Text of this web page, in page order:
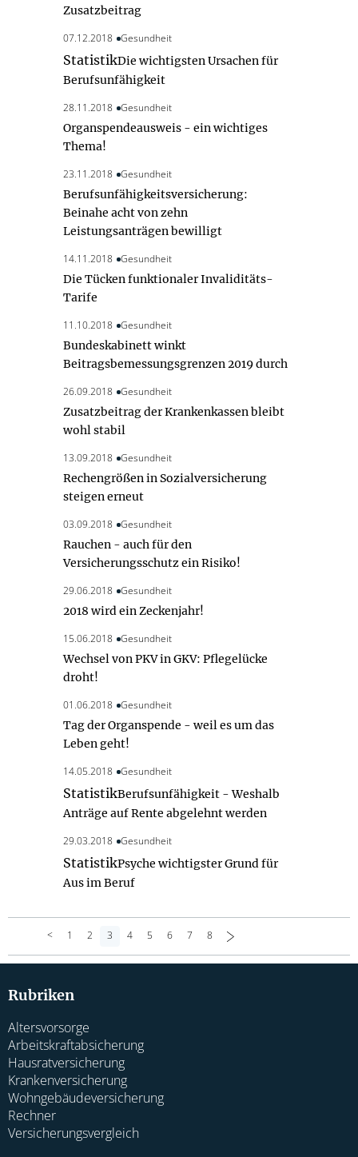
Zusatzbeitrag
07.12.2018 Gesundheit
StatistikDie wichtigsten Ursachen für
Berufsunfähigkeit
28.11.2018 Gesundheit
Organspendeausweis - ein wichtiges
Thema!
23.11.2018 Gesundheit
Berufsunfähigkeitsversicherung:
Beinahe acht von zehn
Leistungsanträgen bewilligt
14.11.2018 Gesundheit
Die Tücken funktionaler Invaliditäts-
Tarife
11.10.2018 Gesundheit
Bundeskabinett winkt
Beitragsbemessungsgrenzen 2019 durch
26.09.2018 Gesundheit
Zusatzbeitrag der Krankenkassen bleibt
wohl stabil
13.09.2018 Gesundheit
Rechengrößen in Sozialversicherung
steigen erneut
03.09.2018 Gesundheit
Rauchen - auch für den
Versicherungsschutz ein Risiko!
29.06.2018 Gesundheit
2018 wird ein Zeckenjahr!
15.06.2018 Gesundheit
Wechsel von PKV in GKV: Pflegelücke
droht!
01.06.2018 Gesundheit
Tag der Organspende - weil es um das
Leben geht!
14.05.2018 Gesundheit
StatistikBerufsunfähigkeit - Weshalb
Anträge auf Rente abgelehnt werden
29.03.2018 Gesundheit
StatistikPsyche wichtigster Grund für
Aus im Beruf
< 1 2 3 4 5 6 7 8 >
Rubriken
Altersvorsorge
Arbeitskraftabsicherung
Hausratversicherung
Krankenversicherung
Wohngebäudeversicherung
Rechner
Versicherungsvergleich